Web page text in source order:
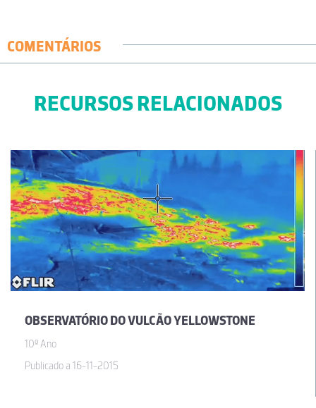
COMENTÁRIOS
RECURSOS RELACIONADOS
OBSERVATÓRIO DO VULCÃO YELLOWSTONE
10º Ano
Publicado a 16-11-2015